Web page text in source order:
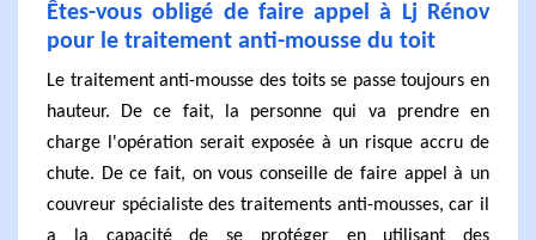
Êtes-vous obligé de faire appel à Lj Rénov
pour le traitement anti-mousse du toit
Le traitement anti-mousse des toits se passe toujours en
hauteur. De ce fait, la personne qui va prendre en
charge l'opération serait exposée à un risque accru de
chute. De ce fait, on vous conseille de faire appel à un
couvreur spécialiste des traitements anti-mousses, car il